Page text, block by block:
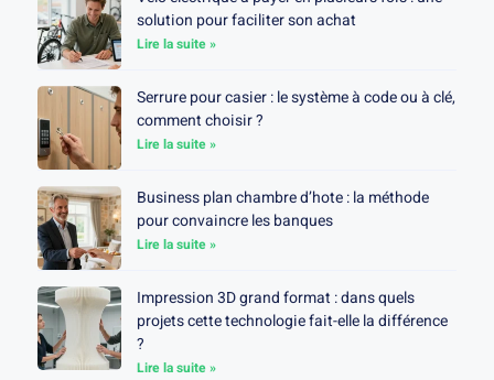
solution pour faciliter son achat
Lire la suite »
Serrure pour casier : le système à code ou à clé,
comment choisir ?
Lire la suite »
Business plan chambre d’hote : la méthode
pour convaincre les banques
Lire la suite »
Impression 3D grand format : dans quels
projets cette technologie fait-elle la différence
?
Lire la suite »